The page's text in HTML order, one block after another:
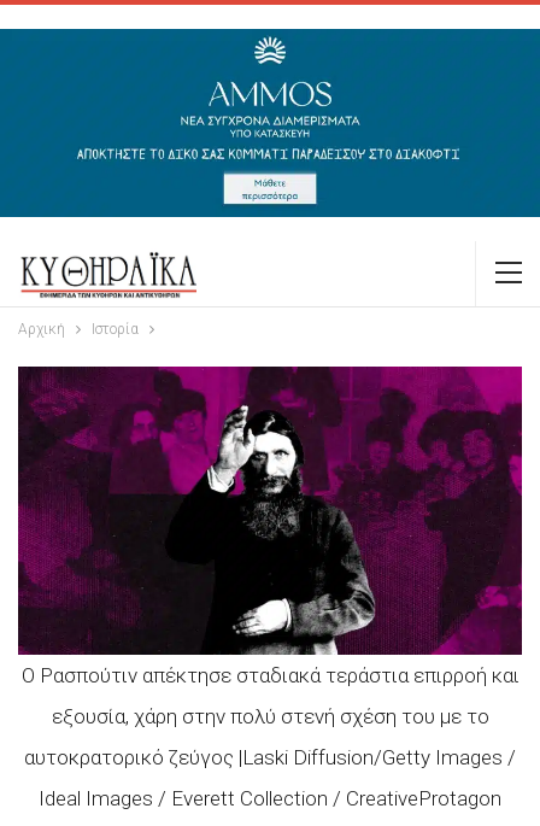
Αρχική Ιστορία
Ο Ρασπούτιν απέκτησε σταδιακά τεράστια επιρροή και
εξουσία, χάρη στην πολύ στενή σχέση του με το
αυτοκρατορικό ζεύγος |Laski Diffusion/Getty Images /
Ideal Images / Everett Collection / CreativeProtagon